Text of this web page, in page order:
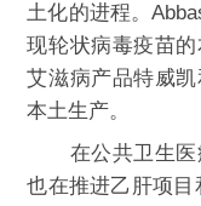
土化的进程。
现轮状病毒疫苗
艾滋病产品特威
本土生产。
在公共卫生医
也在推进乙肝项目